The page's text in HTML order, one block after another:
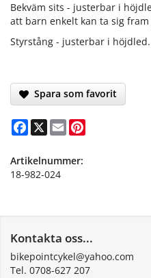
Bekväm sits - justerbar i
att barn enkelt kan ta sig fram
Styrstång - justerbar i
Spara som favorit
Facebook
X Email
Artikelnummer:
18-982-024
Kontakta oss...
bikepointcykel@yahoo.com
Tel. 0708-627 207